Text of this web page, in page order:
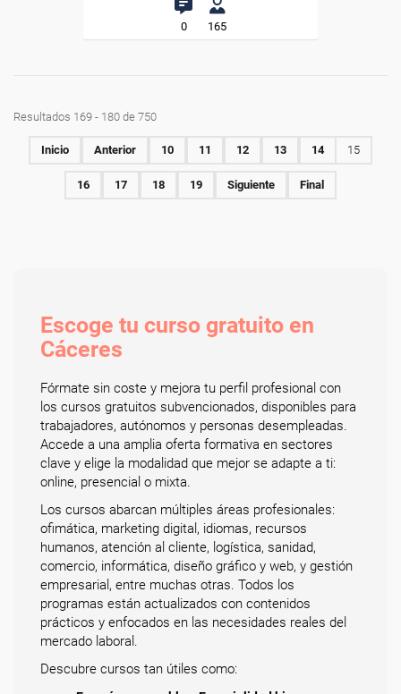
0 165
Resultados 169 - 180 de 750
Inicio Anterior 10 11 12 13 14 15
16 17 18 19 Siguiente Final
Escoge tu curso gratuito en
Cáceres
Fórmate sin coste y mejora tu perfil profesional con
los cursos gratuitos subvencionados, disponibles para
trabajadores, autónomos y personas desempleadas.
Accede a una amplia oferta formativa en sectores
clave y elige la modalidad que mejor se adapte a ti:
online, presencial o mixta.
Los cursos abarcan múltiples áreas profesionales:
ofimática, marketing digital, idiomas, recursos
humanos, atención al cliente, logística, sanidad,
comercio, informática, diseño gráfico y web, y gestión
empresarial, entre muchas otras. Todos los
programas están actualizados con contenidos
prácticos y enfocados en las necesidades reales del
mercado laboral.
Descubre cursos tan útiles como: